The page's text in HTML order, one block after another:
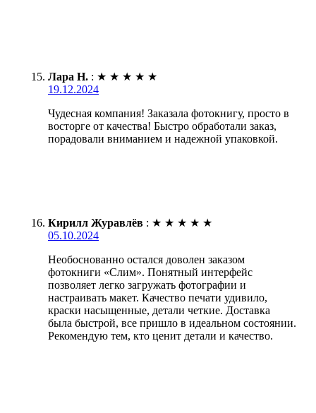
Лара Н. : ★ ★ ★ ★ ★
19.12.2024
Чудесная компания! Заказала фотокнигу, просто в
восторге от качества! Быстро обработали заказ,
порадовали вниманием и надежной упаковкой.
Кирилл Журавлёв : ★ ★ ★ ★ ★
05.10.2024
Необоснованно остался доволен заказом
фотокниги «Слим». Понятный интерфейс
позволяет легко загружать фотографии и
настраивать макет. Качество печати удивило,
краски насыщенные, детали четкие. Доставка
была быстрой, все пришло в идеальном состоянии.
Рекомендую тем, кто ценит детали и качество.